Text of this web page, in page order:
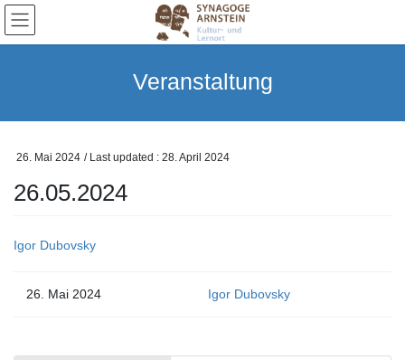
Skip
the
Skip
the
Veranstaltung
26. Mai 2024 / Last updated : 28. April 2024
26.05.2024
Igor Dubovsky
26. Mai 2024 Igor Dubovsky